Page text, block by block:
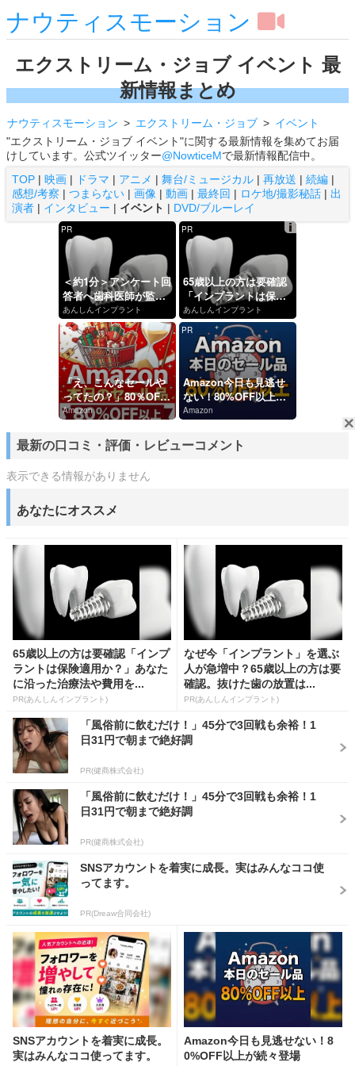
ナウティスモーション
エクストリーム・ジョブ イベント 最
新情報まとめ
ナウティスモーション エクストリーム・ジョブ
イベント
"エクストリーム・ジョブ イベント"に関する最新情報を集めてお届
けしています。公式ツイッター@NowticeMで最新情報配信中。
TOP | 映画 | ドラマ | アニメ | 舞台/ミュージカル | 再放送 | 続編 |
感想/考察 | つまらない | 画像 | 動画 | 最終回 | ロケ地/撮影秘話 | 出
演者 | インタビュー | イベント | DVD/ブルーレイ
logly
PR
＜約1分＞アンケート回
答者へ歯科医師が監修
したガイドブックをプ
レゼント。65歳以...
あんしんインプラント
PR
65歳以上の方は要確認
「インプラントは保険
適用か？」あなたに沿
った治療法や費用を...
あんしんインプラント
PR
「え、こんなセールや
ってたの？」80％OFF
以上が続々登場！Ama
Amazon
PR
Amazon今日も見逃せ
ない！80%OFF以上が
続々登場
Amazon
最新の口コミ・評価・レビューコメント
表示できる情報がありません
あなたにオススメ
65歳以上の方は要確認「インプ
ラントは保険適用か？」あなた
に沿った治療法や費用を...
PR(あんしんインプラント)
なぜ今「インプラント」を選ぶ
人が急増中？65歳以上の方は要
確認。抜けた歯の放置は...
PR(あんしんインプラント)
「風俗前に飲むだけ！」45分で3回戦も余裕！1
日31円で朝まで絶好調
PR(健商株式会社)
「風俗前に飲むだけ！」45分で3回戦も余裕！1
日31円で朝まで絶好調
PR(健商株式会社)
SNSアカウントを着実に成長。実はみんなココ使
ってます。
PR(Dreaw合同会社)
SNSアカウントを着実に成長。
実はみんなココ使ってます。
Amazon今日も見逃せない！8
0%OFF以上が続々登場